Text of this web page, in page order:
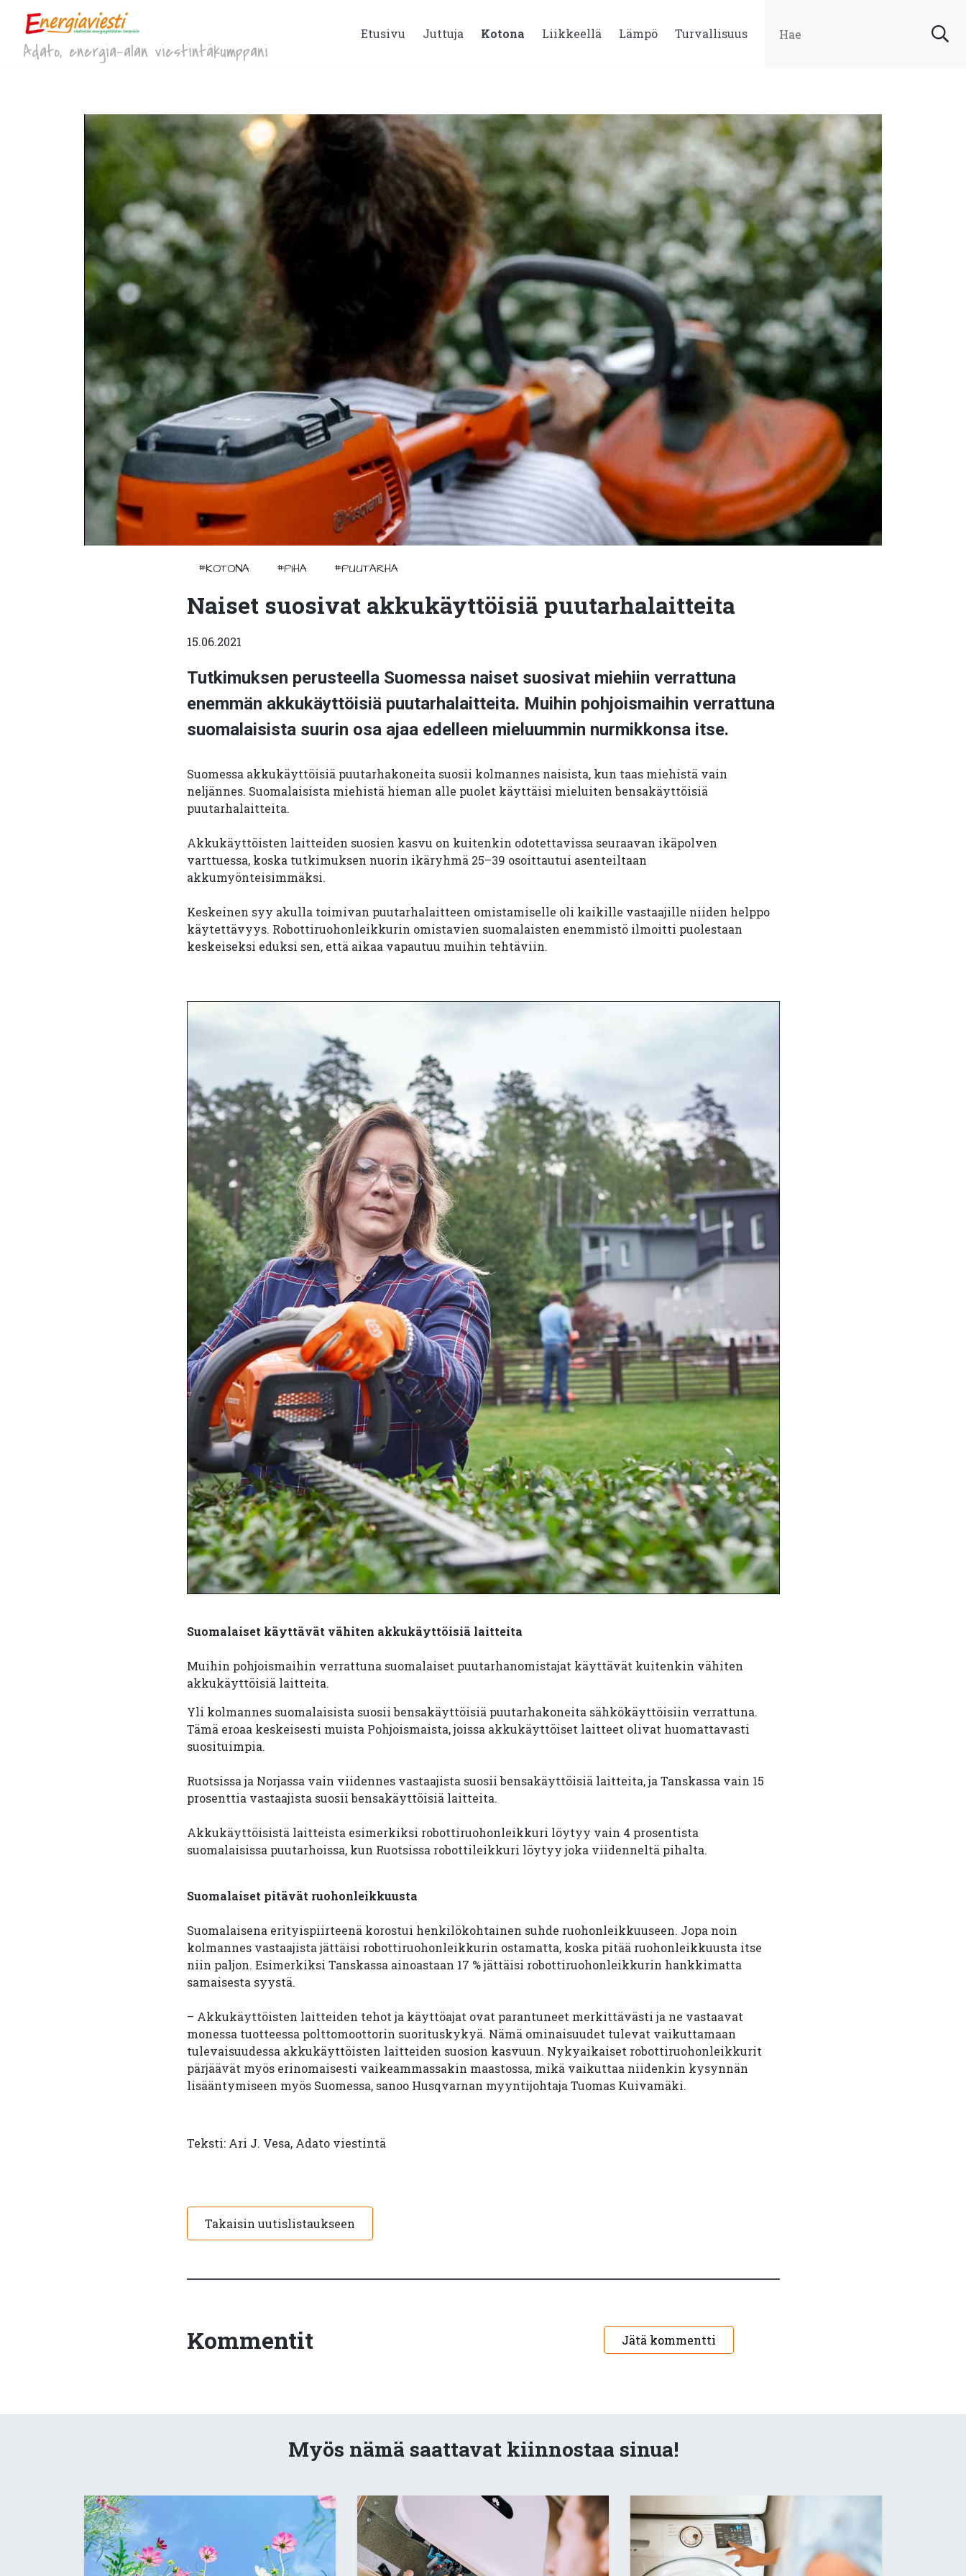
Adato, energia-alan viestintäkumppani
Etusivu Juttuja Kotona Liikkeellä Lämpö Turvallisuus
#KOTONA #PIHA #PUUTARHA
Naiset suosivat akkukäyttöisiä puutarhalaitteita
15.06.2021
Tutkimuksen perusteella Suomessa naiset suosivat miehiin verrattuna
enemmän akkukäyttöisiä puutarhalaitteita. Muihin pohjoismaihin verrattuna
suomalaisista suurin osa ajaa edelleen mieluummin nurmikkonsa itse.
Suomessa akkukäyttöisiä puutarhakoneita suosii kolmannes naisista, kun taas miehistä vain
neljännes. Suomalaisista miehistä hieman alle puolet käyttäisi mieluiten bensakäyttöisiä
puutarhalaitteita.
Akkukäyttöisten laitteiden suosien kasvu on kuitenkin odotettavissa seuraavan ikäpolven
varttuessa, koska tutkimuksen nuorin ikäryhmä 25–39 osoittautui asenteiltaan
akkumyönteisimmäksi.
Keskeinen syy akulla toimivan puutarhalaitteen omistamiselle oli kaikille vastaajille niiden helppo
käytettävyys. Robottiruohonleikkurin omistavien suomalaisten enemmistö ilmoitti puolestaan
keskeiseksi eduksi sen, että aikaa vapautuu muihin tehtäviin.
Suomalaiset käyttävät vähiten akkukäyttöisiä laitteita
Muihin pohjoismaihin verrattuna suomalaiset puutarhanomistajat käyttävät kuitenkin vähiten
akkukäyttöisiä laitteita.
Yli kolmannes suomalaisista suosii bensakäyttöisiä puutarhakoneita sähkökäyttöisiin verrattuna.
Tämä eroaa keskeisesti muista Pohjoismaista, joissa akkukäyttöiset laitteet olivat huomattavasti
suosituimpia.
Ruotsissa ja Norjassa vain viidennes vastaajista suosii bensakäyttöisiä laitteita, ja Tanskassa vain 15
prosenttia vastaajista suosii bensakäyttöisiä laitteita.
Akkukäyttöisistä laitteista esimerkiksi robottiruohonleikkuri löytyy vain 4 prosentista
suomalaisissa puutarhoissa, kun Ruotsissa robottileikkuri löytyy joka viidenneltä pihalta.
Suomalaiset pitävät ruohonleikkuusta
Suomalaisena erityispiirteenä korostui henkilökohtainen suhde ruohonleikkuuseen. Jopa noin
kolmannes vastaajista jättäisi robottiruohonleikkurin ostamatta, koska pitää ruohonleikkuusta itse
niin paljon. Esimerkiksi Tanskassa ainoastaan 17 % jättäisi robottiruohonleikkurin hankkimatta
samaisesta syystä.
– Akkukäyttöisten laitteiden tehot ja käyttöajat ovat parantuneet merkittävästi ja ne vastaavat
monessa tuotteessa polttomoottorin suorituskykyä. Nämä ominaisuudet tulevat vaikuttamaan
tulevaisuudessa akkukäyttöisten laitteiden suosion kasvuun. Nykyaikaiset robottiruohonleikkurit
pärjäävät myös erinomaisesti vaikeammassakin maastossa, mikä vaikuttaa niidenkin kysynnän
lisääntymiseen myös Suomessa, sanoo Husqvarnan myyntijohtaja Tuomas Kuivamäki.
Teksti: Ari J. Vesa, Adato viestintä
Takaisin uutislistaukseen
Kommentit Jätä kommentti
Myös nämä saattavat kiinnostaa sinua!